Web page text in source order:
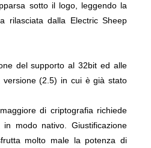
sotto il logo, leggendo la
rilasciata dalla Electric Sheep
del supporto al 32bit ed alle
versione (2.5) in cui è già stato
di criptografia richiede
modo nativo. Giustificazione
molto male la potenza di